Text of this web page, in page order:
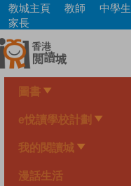
Skip
main
content
教城主頁 教師 中學生
家長
圖書
e悅讀學校計劃
我的閱讀城
漫話生活